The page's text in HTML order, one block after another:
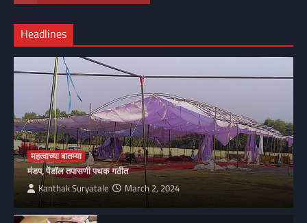
Headlines
महत्वाच्या बातम्या
मंडप, पेंडॉल तपासणी पथक गठीत
Kanthak Suryatale March 2, 2024